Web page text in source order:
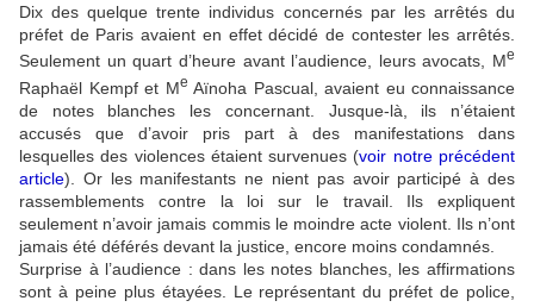
Dix des quelque trente individus concernés par les arrêtés du
préfet de Paris avaient en effet décidé de contester les arrêtés.
Seulement un quart d’heure avant l’audience, leurs avocats, Me
Raphaël Kempf et Me Aïnoha Pascual, avaient eu connaissance
de notes blanches les concernant. Jusque-là, ils n’étaient
accusés que d’avoir pris part à des manifestations dans
lesquelles des violences étaient survenues (voir notre précédent
article). Or les manifestants ne nient pas avoir participé à des
rassemblements contre la loi sur le travail. Ils expliquent
seulement n’avoir jamais commis le moindre acte violent. Ils n’ont
jamais été déférés devant la justice, encore moins condamnés.
Surprise à l’audience : dans les notes blanches, les affirmations
sont à peine plus étayées. Le représentant du préfet de police,